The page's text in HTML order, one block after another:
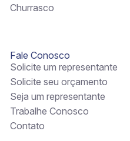
Churrasco
Fale Conosco
Solicite um representante
Solicite seu orçamento
Seja um representante
Trabalhe Conosco
Contato